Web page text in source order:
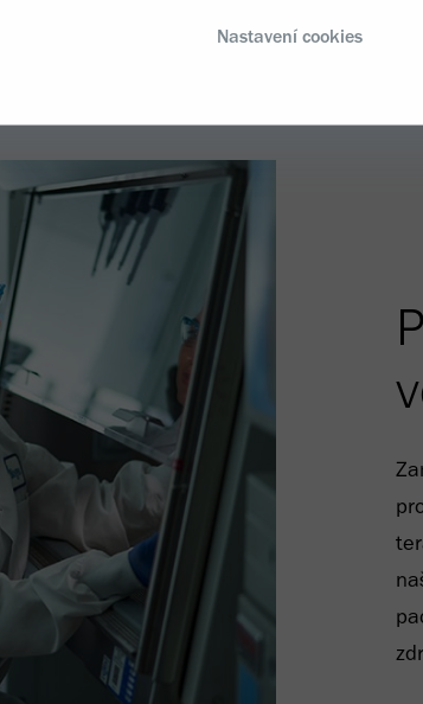
Nastavení cookies